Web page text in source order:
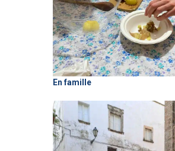
En famille